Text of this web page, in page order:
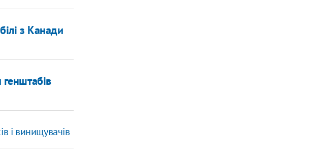
з Канади
і винищувачів